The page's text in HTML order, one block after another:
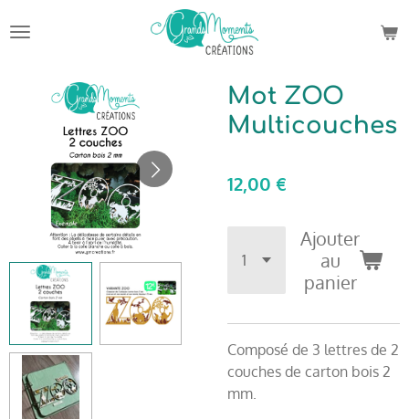
au
principal
Mot ZOO
Multicouches
12,00 €
Ajouter
au
panier
Composé de 3 lettres de 2
couches de carton bois 2
mm.